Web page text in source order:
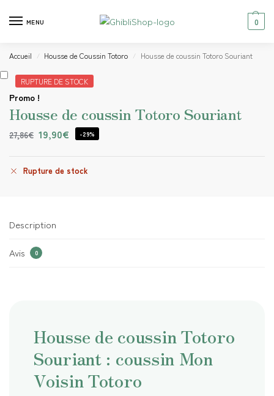
MENU 0
Accueil / Housse de Coussin Totoro / Housse de coussin Totoro Souriant
RUPTURE DE STOCK
Promo !
Housse de coussin Totoro Souriant
27,86€ 19,90€ -29%
Rupture de stock
Description
Avis 0
Housse de coussin Totoro
Souriant : coussin Mon
Voisin Totoro